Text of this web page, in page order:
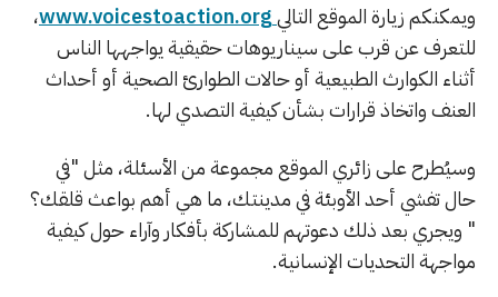
ويمكنكم زيارة الموقع التالي
،
للتعرف عن قرب على سيناريوهات حقيقية يواجهها الناس
أثناء الكوارث الطبيعية أو حالات الطوارئ الصحية أو أحداث
العنف واتخاذ قرارات بشأن كيفية التصدي لها.
وسيُطرح على زائري الموقع مجموعة من الأسئلة، مثل "في
حال تفشي أحد الأوبئة في مدينتك، ما هي أهم بواعث قلقك؟
" ويجري بعد ذلك دعوتهم للمشاركة بأفكار وآراء حول كيفية
مواجهة التحديات الإنسانية.